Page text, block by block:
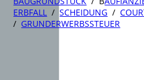
ERBFALL /SCHEIDUNG /
/ GRUNDERWERBSSTEUER